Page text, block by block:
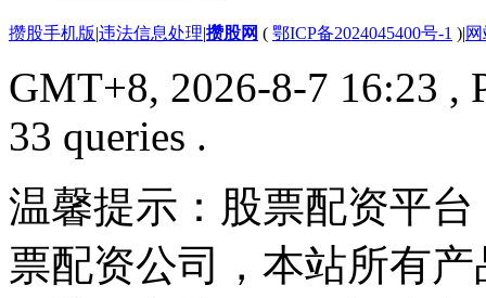
攒股手机版|违法信息处理|攒股网 ( 鄂ICP备2024045400号-1 )|
GMT+8, 2026-8-7 16:23 ,
33 queries .
温馨提示：股票配资平
票配资公司，本站所有